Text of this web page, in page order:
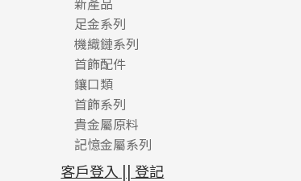
管扣系列
星座吊墜
水泡扣
珠扣
足金系列
足金配件
機織鏈系列
珠仔鏈
镶口链
管狀網鏈
十字車花鏈系列
十字閃O鏈系列
十字錘打鏈系列
首飾配件
耳環類配件
卷迫系列
螺絲迫系列
梅花迫系列
平臺迫系列
鏈類配件
動感車花吊墜
調節珠系列
生圈扣系列
其他類配件
珠盤系列
袖口鈕系列
珠類配件
無孔光身珠
鑲口類
四爪頭系列
六爪頭系列
車花片
動感車花片
首飾系列
手镯系列
戒指系列
空心耳環
貴金屬原料
千足金
記憶金屬系列
記憶戒指
客戶登入 || 登記